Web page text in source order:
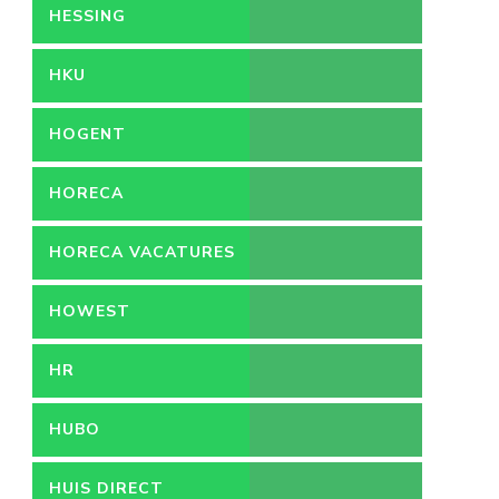
HESSING
HKU
HOGENT
HORECA
HORECA VACATURES
HOWEST
HR
HUBO
HUIS DIRECT